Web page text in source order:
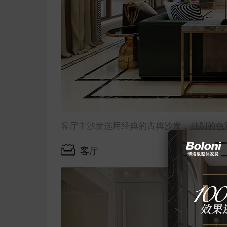
客厅主沙发选用经典的古典沙发，挑剔的
客厅